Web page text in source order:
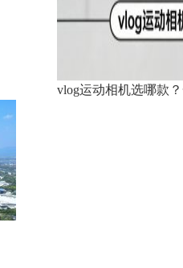
vlog运动相机选哪款